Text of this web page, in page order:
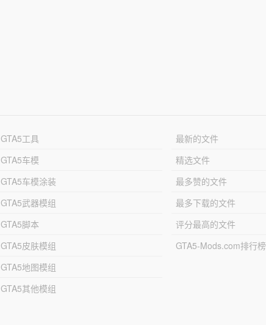
GTA5工具
GTA5车模
GTA5车模涂装
GTA5武器模组
GTA5脚本
GTA5皮肤模组
GTA5地图模组
GTA5其他模组
最新的文件
精选文件
最多赞的文件
最多下载的文件
评分最高的文件
GTA5-Mods.com排行榜